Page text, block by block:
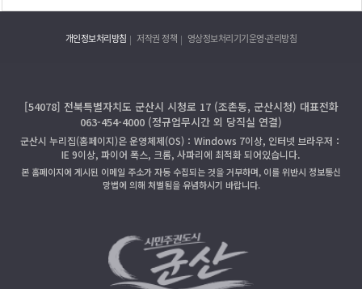
개인정보처리방침 저작권 정책 영상정보처리기기운영·관리방침
[54078] 전북특별자치도 군산시 시청로 17 (조촌동, 군산시청) 대표전화
063-454-4000 (정규업무시간 외 당직실 연결)
군산시 누리집(홈페이지)은 운영체제(OS)：Windows 7이상, 인터넷 브라우저：
IE 9이상, 파이어 폭스, 크롬, 사파리에 최적화 되어있습니다.
본 홈페이지에 게시된 이메일 주소가 자동 수집되는 것을 거부하며, 이를 위반시 정보통신
망법에 의해 처벌됨을 유념하시기 바랍니다.